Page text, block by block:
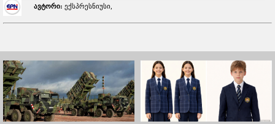
ავტორი: ექსპრესნიუსი,